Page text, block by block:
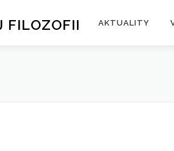
FILOZOFII AKTUALITY